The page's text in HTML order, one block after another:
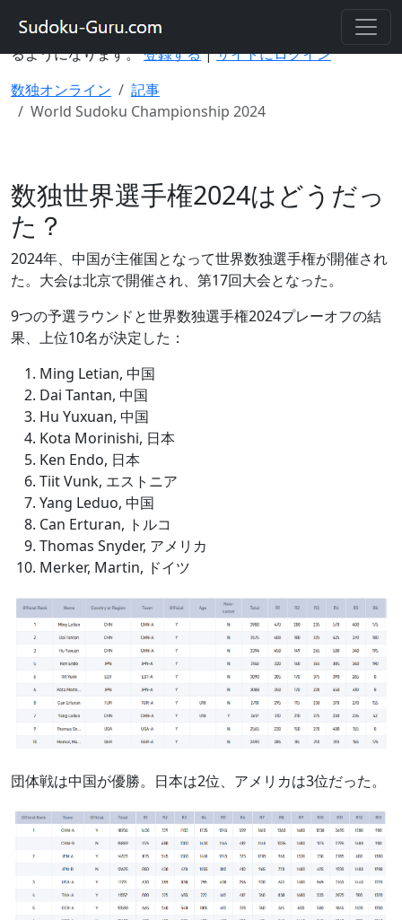
スで数独を解いたり、ゲームの進行状況を保存したりでき
るようになります。登録する|サイトにログイン
数独オンライン
記事
World Sudoku Championship 2024
数独世界選手権2024はどうだっ
た？
2024年、中国が主催国となって世界数独選手権が開催され
た。大会は北京で開催され、第17回大会となった。
9つの予選ラウンドと世界数独選手権2024プレーオフの結
果、上位10名が決定した：
Ming Letian, 中国
Dai Tantan, 中国
Hu Yuxuan, 中国
Kota Morinishi, 日本
Ken Endo, 日本
Tiit Vunk, エストニア
Yang Leduo, 中国
Can Erturan, トルコ
Thomas Snyder, アメリカ
Merker, Martin, ドイツ
団体戦は中国が優勝。日本は2位、アメリカは3位だった。